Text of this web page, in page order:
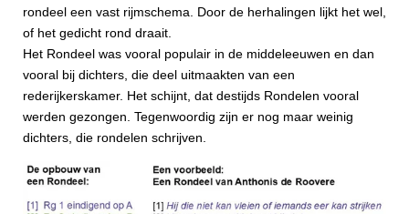
rondeel een vast rijmschema. Door de herhalingen lijkt het wel,
of het gedicht rond draait.
Het Rondeel was vooral populair in de middeleeuwen en dan
vooral bij dichters, die deel uitmaakten van een
rederijkerskamer. Het schijnt, dat destijds Rondelen vooral
werden gezongen. Tegenwoordig zijn er nog maar weinig
dichters, die rondelen schrijven.